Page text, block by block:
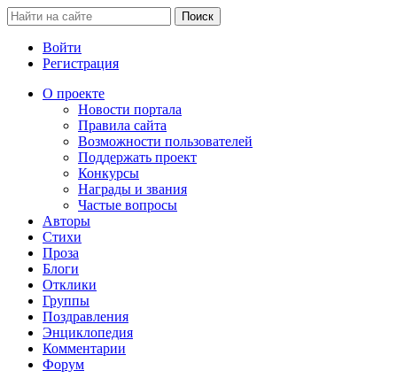
Войти
Регистрация
О проекте
Новости портала
Правила сайта
Возможности пользователей
Поддержать проект
Конкурсы
Награды и звания
Частые вопросы
Авторы
Стихи
Проза
Блоги
Отклики
Группы
Поздравления
Энциклопедия
Комментарии
Форум